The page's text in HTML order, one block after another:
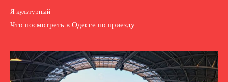
Я культурный
Что посмотреть в Одессе по приезду